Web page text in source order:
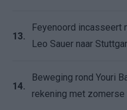
13.
Feyenoord incasseert
Leo Sauer naar
14.
Beweging rond Youri
rekening met